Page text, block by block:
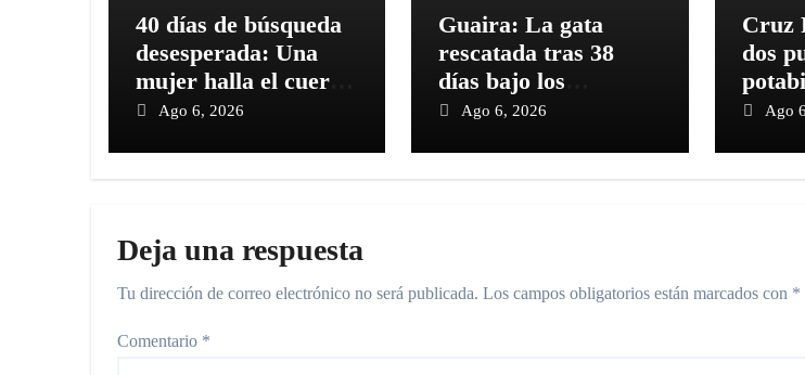
40 días de búsqueda
desesperada: Una
mujer halla el cuerpo
de su madre entre los
Ago 6, 2026
Guaira: La gata
rescatada tras 38
días bajo los
escombros muestra
Ago 6, 2026
Cruz
dos
agua
Ago
Deja una respuesta
Tu dirección de correo electrónico no será publicada. Los campos obligatorios están marcados con *
Comentario *